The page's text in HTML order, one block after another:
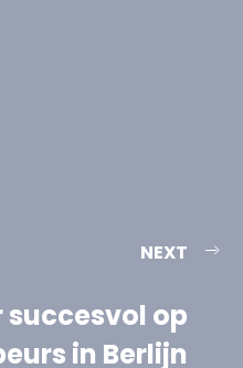
NEXT
op
in Berlijn